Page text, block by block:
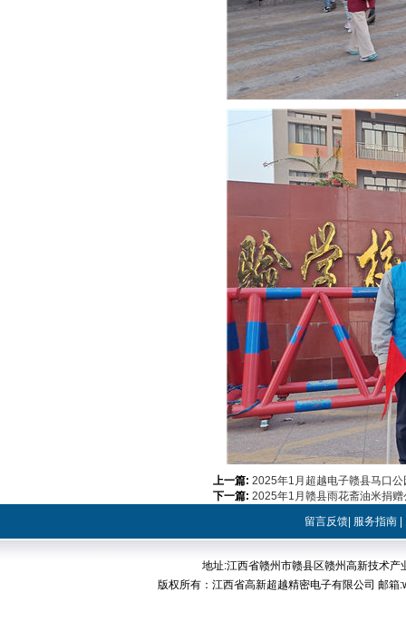
上一篇: 2025年1月超越电子赣县马口
下一篇: 2025年1月赣县雨花斋油米捐
留言反馈 服务指南
地址:江西省赣州市赣县区赣州高新技术
版权所有：江西省高新超越精密电子有限公司 邮